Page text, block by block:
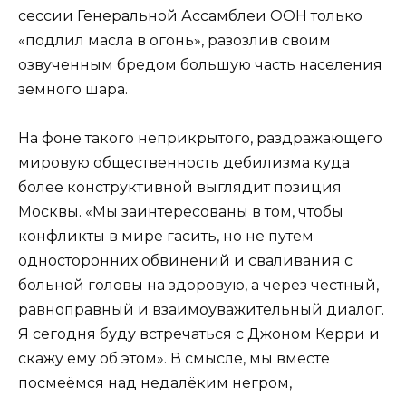
сессии Генеральной Ассамблеи ООН только
«подлил масла в огонь», разозлив своим
озвученным бредом большую часть населения
земного шара.
На фоне такого неприкрытого, раздражающего
мировую общественность дебилизма куда
более конструктивной выглядит позиция
Москвы. «Мы заинтересованы в том, чтобы
конфликты в мире гасить, но не путем
односторонних обвинений и сваливания с
больной головы на здоровую, а через честный,
равноправный и взаимоуважительный диалог.
Я сегодня буду встречаться с Джоном Керри и
скажу ему об этом». В смысле, мы вместе
посмеёмся над недалёким негром,